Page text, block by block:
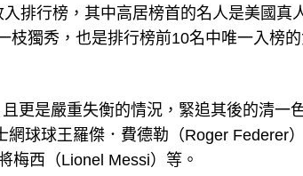
排行榜，其中高居榜首的名人是美國真
枝獨秀，也是排行榜前10名中唯一入榜
更是嚴重失衡的情況，緊追其後的清一
球球王羅傑．費德勒（Roger Federer
梅西（Lionel Messi）等。